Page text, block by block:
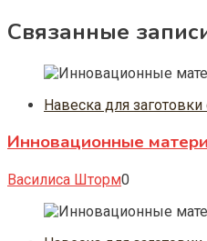
Связанные
Навеска для
Инновационные
Василиса Шторм0